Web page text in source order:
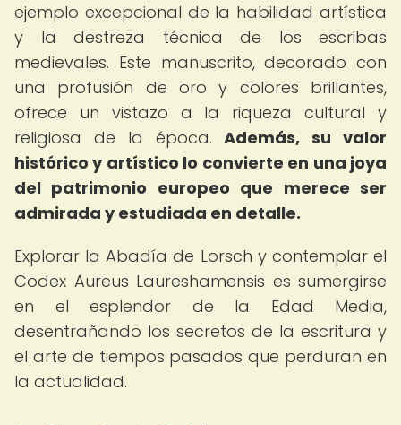
ejemplo excepcional de la habilidad artística
y la destreza técnica de los escribas
medievales. Este manuscrito, decorado con
una profusión de oro y colores brillantes,
ofrece un vistazo a la riqueza cultural y
religiosa de la época.Además, su valor
histórico y artístico lo convierte en una joya
del patrimonio europeo que merece ser
admirada y estudiada en detalle.
Explorar la Abadía de Lorsch y contemplar el
Codex Aureus Laureshamensis es sumergirse
en el esplendor de la Edad Media,
desentrañando los secretos de la escritura y
el arte de tiempos pasados que perduran en
la actualidad.